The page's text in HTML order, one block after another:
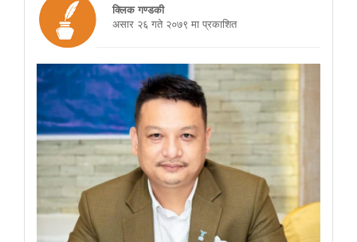
क्लिक गण्डकी
असार २६ गते २०७९ मा प्रकाशित